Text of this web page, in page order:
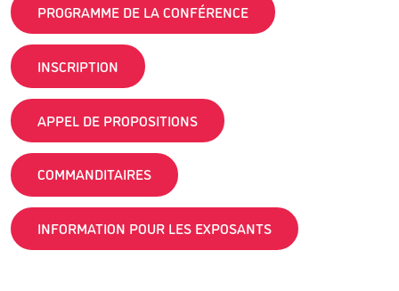
PROGRAMME DE LA CONFÉRENCE
INSCRIPTION
APPEL DE PROPOSITIONS
COMMANDITAIRES
INFORMATION POUR LES EXPOSANTS